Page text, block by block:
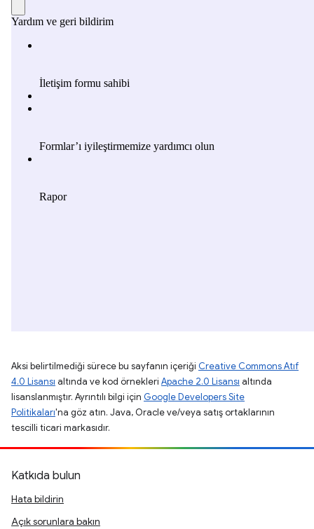
Aksi belirtilmediği sürece bu sayfanın içeriği Creative Commons Atıf
4.0 Lisansı altında ve kod örnekleri Apache 2.0 Lisansı altında
lisanslanmıştır. Ayrıntılı bilgi için Google Developers Site
Politikaları'na göz atın. Java, Oracle ve/veya satış ortaklarının
tescilli ticari markasıdır.
Katkıda bulun
Hata bildirin
Açık sorunlara bakın